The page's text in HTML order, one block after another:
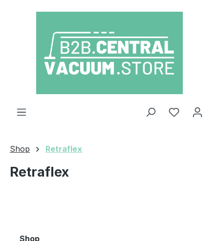
Zum Hauptinhalt springen
Du hast 0
Shop Retraflex
Retraflex
Shop